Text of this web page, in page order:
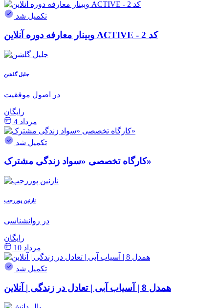
تکمیل شد
وبینار معارفه دوره آنلاین ACTIVE - کد 2
جلیل گلشن
در اصول موفقیت
رایگان
مرداد 4
تکمیل شد
کارگاه تخصصی «سواد زندگی مشترک»
نازنین پوررجب
در روانشناسی
رایگان
مرداد 10
تکمیل شد
همدل 8 | آسیاب آبی | تعادل در زندگی | آنلاین